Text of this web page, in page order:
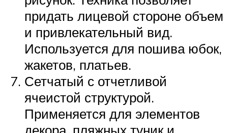
придать лицевой стороне объем
и привлекательный вид.
Используется для пошива юбок,
жакетов, платьев.
Сетчатый с отчетливой
ячеистой структурой.
Применяется для элементов